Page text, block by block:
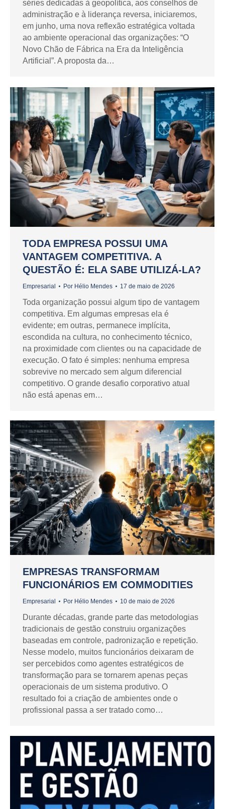
séries dedicadas à geopolítica, aos conselhos de
administração e à liderança reversa, iniciaremos,
em junho, uma nova reflexão estratégica voltada
ao ambiente operacional das organizações: “O
Novo Chão de Fábrica na Era da Inteligência
Artificial”. A proposta da…
TODA EMPRESA POSSUI UMA
VANTAGEM COMPETITIVA. A
QUESTÃO É: ELA SABE UTILIZÁ-LA?
Empresarial Por Hélio Mendes 17 de maio de 2026
Toda organização possui algum tipo de vantagem
competitiva. Em algumas empresas ela é
evidente; em outras, permanece implícita,
escondida na cultura, no conhecimento técnico,
na proximidade com clientes ou na capacidade de
execução. O fato é simples: nenhuma empresa
sobrevive no mercado sem algum diferencial
competitivo. O grande desafio corporativo atual
não está apenas em…
EMPRESAS TRANSFORMAM
FUNCIONÁRIOS EM COMMODITIES
Empresarial Por Hélio Mendes 10 de maio de 2026
Durante décadas, grande parte das metodologias
tradicionais de gestão construiu organizações
baseadas em controle, padronização e repetição.
Nesse modelo, muitos funcionários deixaram de
ser percebidos como agentes estratégicos de
transformação para se tornarem apenas peças
operacionais de um sistema produtivo. O
resultado foi a criação de ambientes onde o
profissional passa a ser tratado como…